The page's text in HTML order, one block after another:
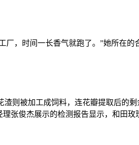
，时间一长香气就跑了。”她所在的
被加工成饲料，连花瓣提取后的剩
张俊杰展示的检测报告显示，和田